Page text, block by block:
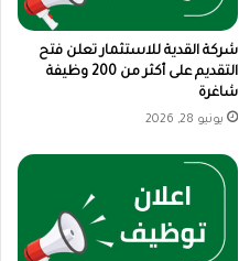
شركة القدية للاستثمار تعلن فتح
التقديم على أكثر من 200 وظيفة
شاغرة
يونيو 28, 2026